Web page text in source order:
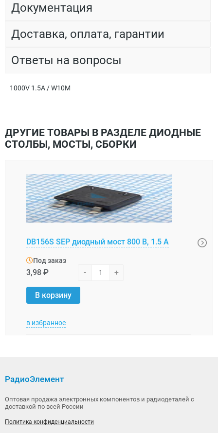
Документация
Доставка, оплата, гарантии
Ответы на вопросы
1000V 1.5A / W10M
ДРУГИЕ ТОВАРЫ В РАЗДЕЛЕ ДИОДНЫЕ
СТОЛБЫ, МОСТЫ, СБОРКИ
DB156S SEP диодный мост 800 В, 1.5 А
Под заказ
3,98 ₽ - +
В корзину
в избранное
В,
РадиоЭлемент
Оптовая продажа электронных компонентов и радиодеталей с
доставкой по всей России
Политика конфиденциальности